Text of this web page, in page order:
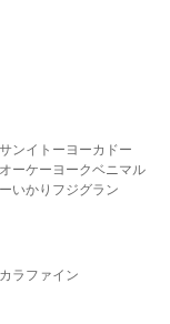
ンイトーヨーカドー
オーケー ヨークベニマル
いかり フジグラン
ラファイン